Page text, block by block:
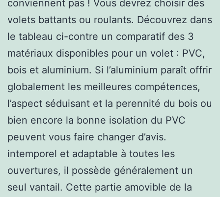
conviennent pas ! Vous devrez choisir des
volets battants ou roulants. Découvrez dans
le tableau ci-contre un comparatif des 3
matériaux disponibles pour un volet : PVC,
bois et aluminium. Si l’aluminium paraît offrir
globalement les meilleures compétences,
l’aspect séduisant et la perennité du bois ou
bien encore la bonne isolation du PVC
peuvent vous faire changer d’avis.
intemporel et adaptable à toutes les
ouvertures, il possède généralement un
seul vantail. Cette partie amovible de la